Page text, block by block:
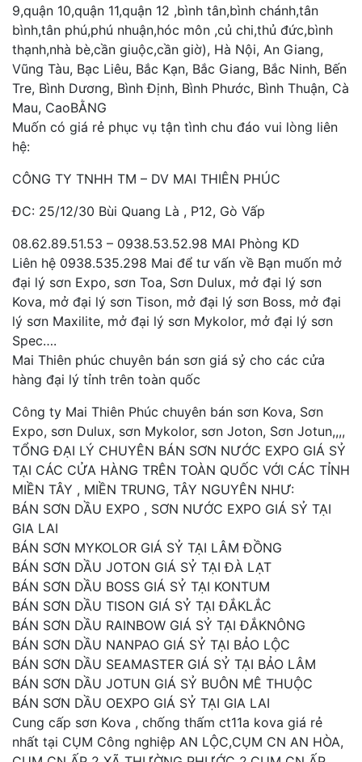
9,quận 10,quận 11,quận 12 ,bình tân,bình chánh,tân
bình,tân phú,phú nhuận,hóc môn ,củ chi,thủ đức,bình
thạnh,nhà bè,cần giuộc,cần giờ), Hà Nội, An Giang,
Vũng Tàu, Bạc Liêu, Bắc Kạn, Bắc Giang, Bắc Ninh, Bến
Tre, Bình Dương, Bình Định, Bình Phước, Bình Thuận, Cà
Mau, CaoBẰNG
Muốn có giá rẻ phục vụ tận tình chu đáo vui lòng liên
hệ:
CÔNG TY TNHH TM – DV MAI THIÊN PHÚC
ĐC: 25/12/30 Bùi Quang Là , P12, Gò Vấp
08.62.89.51.53 – 0938.53.52.98 MAI Phòng KD
Liên hệ 0938.535.298 Mai để tư vấn về Bạn muốn mở
đại lý sơn Expo, sơn Toa, Sơn Dulux, mở đại lý sơn
Kova, mở đại lý sơn Tison, mở đại lý sơn Boss, mở đại
lý sơn Maxilite, mở đại lý sơn Mykolor, mở đại lý sơn
Spec….
Mai Thiên phúc chuyên bán sơn giá sỷ cho các cửa
hàng đại lý tỉnh trên toàn quốc
Công ty Mai Thiên Phúc chuyên bán sơn Kova, Sơn
Expo, sơn Dulux, sơn Mykolor, sơn Joton, Sơn Jotun,,,,
TỔNG ĐẠI LÝ CHUYÊN BÁN SƠN NƯỚC EXPO GIÁ SỶ
TẠI CÁC CỬA HÀNG TRÊN TOÀN QUỐC VỚI CÁC TỈNH
MIỀN TÂY , MIỀN TRUNG, TÂY NGUYÊN NHƯ:
BÁN SƠN DẦU EXPO , SƠN NƯỚC EXPO GIÁ SỶ TẠI
GIA LAI
BÁN SƠN MYKOLOR GIÁ SỶ TẠI LÂM ĐỒNG
BÁN SƠN DẦU JOTON GIÁ SỶ TẠI ĐÀ LẠT
BÁN SƠN DẦU BOSS GIÁ SỶ TẠI KONTUM
BÁN SƠN DẦU TISON GIÁ SỶ TẠI ĐẮKLẮC
BÁN SƠN DẦU RAINBOW GIÁ SỶ TẠI ĐẮKNÔNG
BÁN SƠN DẦU NANPAO GIÁ SỶ TẠI BẢO LỘC
BÁN SƠN DẦU SEAMASTER GIÁ SỶ TẠI BẢO LÂM
BÁN SƠN DẦU JOTUN GIÁ SỶ BUÔN MÊ THUỘC
BÁN SƠN DẦU OEXPO GIÁ SỶ TẠI GIA LAI
Cung cấp sơn Kova , chống thấm ct11a kova giá rẻ
nhất tại CỤM Công nghiệp AN LỘC,CỤM CN AN HÒA,